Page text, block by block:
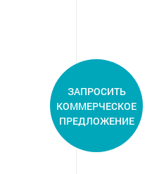
ЗАПРОСИТЬ
КОММЕРЧЕСКОЕ
ПРЕДЛОЖЕНИЕ